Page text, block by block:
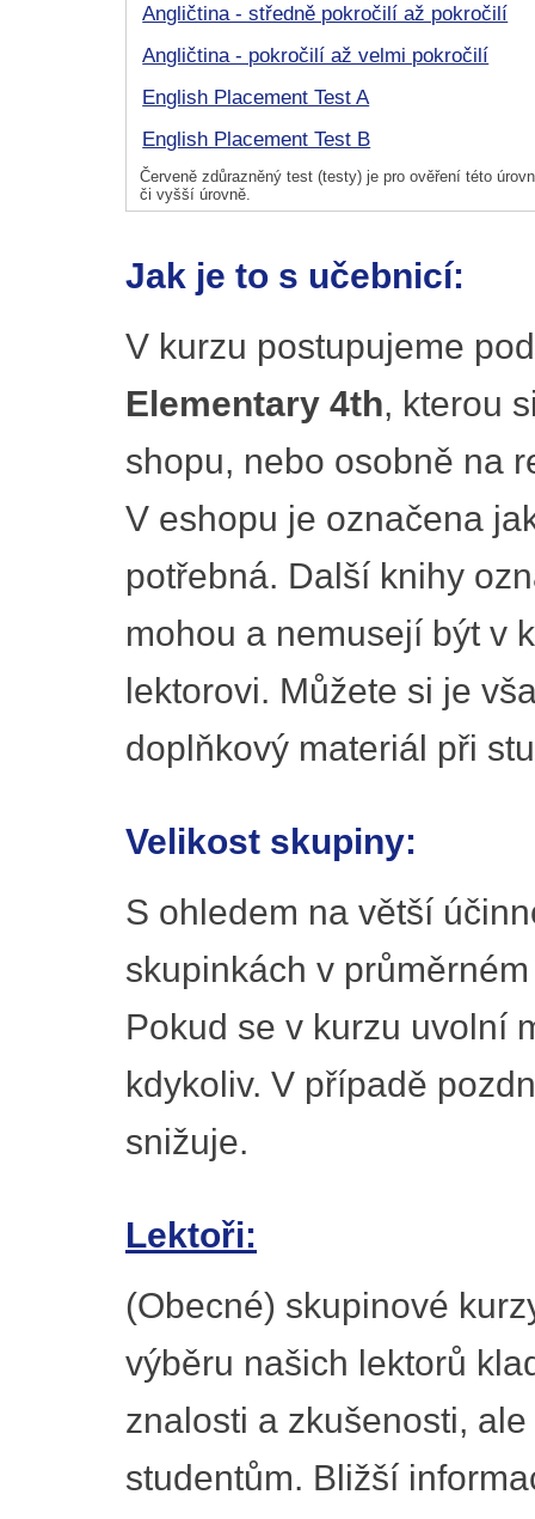
Angličtina - středně pokročilí až pokročilí
Angličtina - pokročilí až velmi pokročilí
English Placement Test A
English Placement Test B
Červeně zdůrazněný test (testy) je pro ověření této
či vyšší úrovně.
Jak je to s učebnicí:
V kurzu postupujeme
Elementary 4th, kterou
shopu, nebo osobně na
V eshopu je označena
potřebná. Další knihy
mohou a nemusejí být v
lektorovi. Můžete si je
doplňkový materiál při
Velikost skupiny:
S ohledem na větší
skupinkách v
Pokud se v kurzu uvolní
kdykoliv. V případě
snižuje.
Lektoři:
(Obecné) skupinové
výběru našich lektorů
znalosti a zkušenosti,
studentům. Bližší